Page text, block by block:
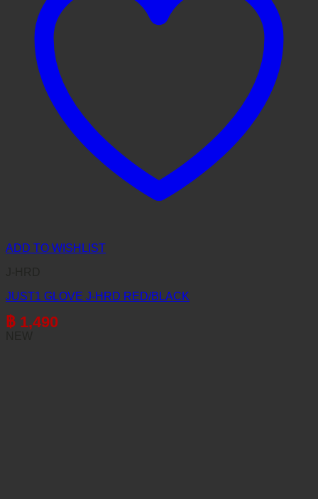
ADD TO WISHLIST
JUST1 GLOVE J-HRD RED/BLACK
฿ 1,490